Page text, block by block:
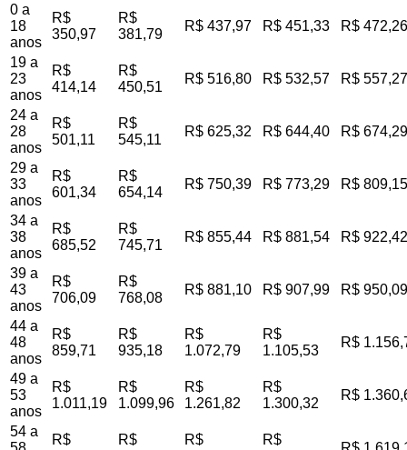
0 a
18
anos
R$
350,97
R$
381,79
R$ 437,97 R$ 451,33 R$ 472,26
19 a
23
anos
R$
414,14
R$
450,51
R$ 516,80 R$ 532,57 R$ 557,27
24 a
28
anos
R$
501,11
R$
545,11
R$ 625,32 R$ 644,40 R$ 674,29
29 a
33
anos
R$
601,34
R$
654,14
R$ 750,39 R$ 773,29 R$ 809,15
34 a
38
anos
R$
685,52
R$
745,71
R$ 855,44 R$ 881,54 R$ 922,42
39 a
43
anos
R$
706,09
R$
768,08
R$ 881,10 R$ 907,99 R$ 950,09
44 a
48
anos
R$
859,71
R$
935,18
R$
1.072,79
R$
1.105,53
R$
49 a
53
anos
R$
1.011,19
R$
1.099,96
R$
1.261,82
R$
1.300,32
R$
54 a
R$
R$
R$
R$